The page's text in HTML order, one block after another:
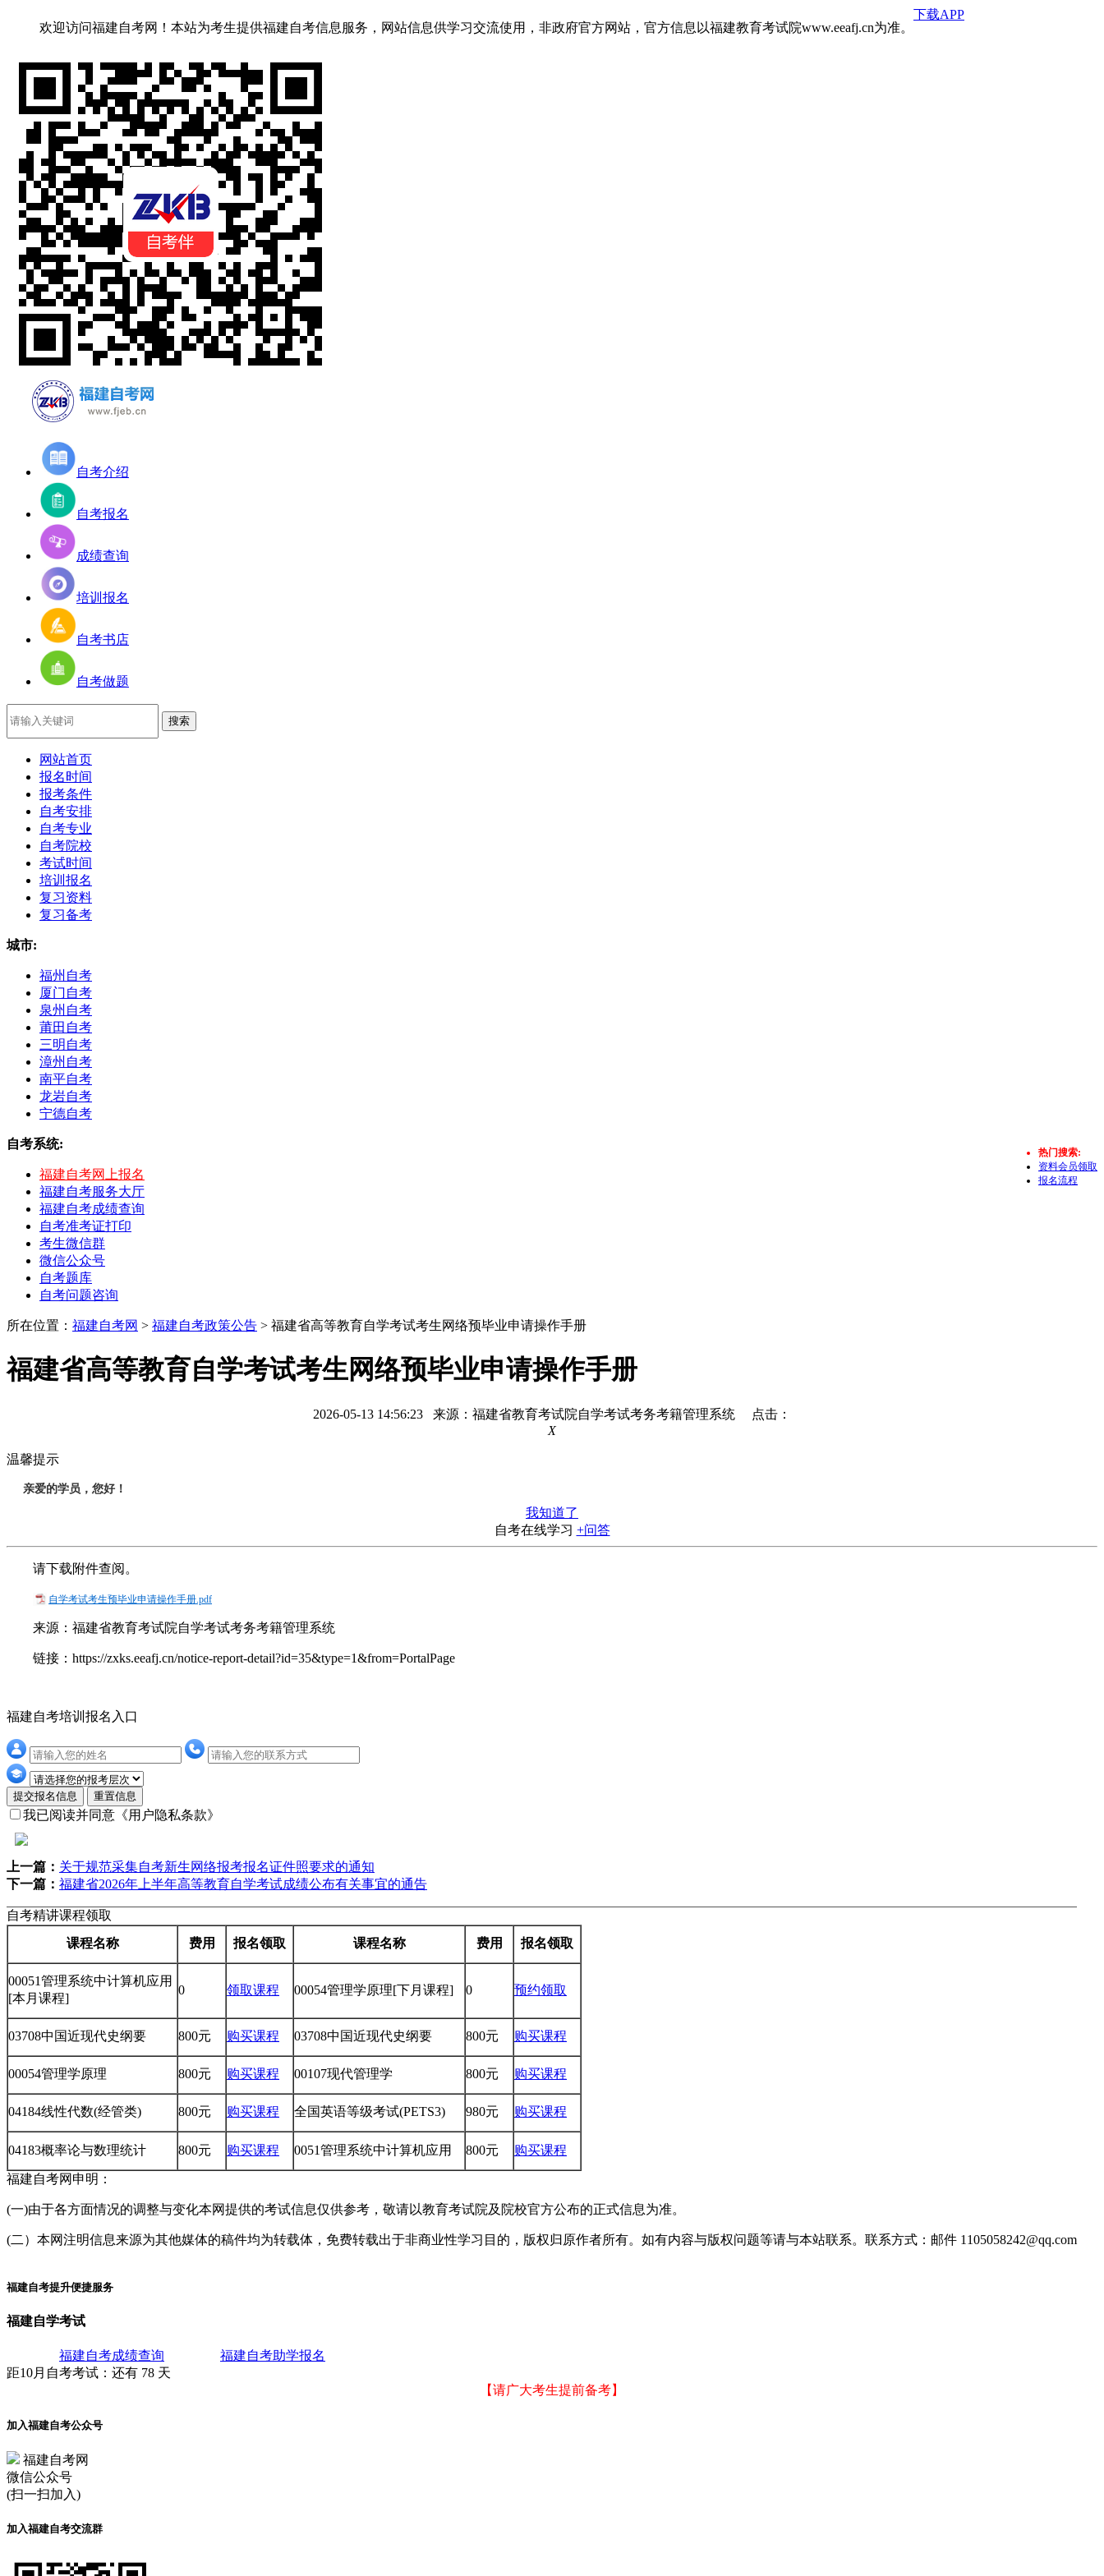
欢迎访问福建自考网！ 本站为考生提供福建自考信息服务，网站信息供学习交流使用，非政府官方网站，官方信息以福建教育考试院www.eeafj.cn为准。
下载APP
自考介绍
自考报名
成绩查询
培训报名
自考书店
自考做题
网站首页
报名时间
报考条件
自考安排
自考专业
自考院校
考试时间
培训报名
复习资料
复习备考
城市:
福州自考
厦门自考
泉州自考
莆田自考
三明自考
漳州自考
南平自考
龙岩自考
宁德自考
热门搜索:
资料会员领取
报名流程
自考系统:
福建自考网上报名
福建自考服务大厅
福建自考成绩查询
自考准考证打印
考生微信群
微信公众号
自考题库
自考问题咨询
所在位置： 福建自考网 > 福建自考政策公告 > 福建省高等教育自学考试考生网络预毕业申请操作手册
福建省高等教育自学考试考生网络预毕业申请操作手册
2026-05-13 14:56:23 来源：福建省教育考试院自学考试考务考籍管理系统 点击：
X
温馨提示
亲爱的学员，您好！
我知道了
自考在线学习 +问答
请下载附件查阅。
自学考试考生预毕业申请操作手册.pdf
来源：福建省教育考试院自学考试考务考籍管理系统
链接：https://zxks.eeafj.cn/notice-report-detail?id=35&type=1&from=PortalPage
福建自考培训报名入口
提交报名信息 重置信息
我已阅读并同意 《用户隐私条款》
上一篇： 关于规范采集自考新生网络报考报名证件照要求的通知
下一篇： 福建省2026年上半年高等教育自学考试成绩公布有关事宜的通告
自考精讲课程领取
课程名称
费用 报名领取 课程名称 费用 报名领取
00051管理系统中计算机应用
[本月课程]
0 领取课程 00054管理学原理[下月课程] 0 预约领取
03708中国近现代史纲要 800元 购买课程 03708中国近现代史纲要 800元 购买课程
00054管理学原理 800元 购买课程 00107现代管理学 800元 购买课程
04184线性代数(经管类) 800元 购买课程 全国英语等级考试(PETS3) 980元 购买课程
04183概率论与数理统计 800元 购买课程 0051管理系统中计算机应用 800元 购买课程
福建自考网申明：
(一)由于各方面情况的调整与变化本网提供的考试信息仅供参考，敬请以教育考试院及院校官方公布的正式信息为准。
(二）本网注明信息来源为其他媒体的稿件均为转载体，免费转载出于非商业性学习目的，版权归原作者所有。如有内容与版权问题等请与本站联系。联系方式：邮件 1105058242@qq.com
福建自考提升便捷服务
福建自学考试
福建自考成绩查询
福建自考助学报名
距10月 自考考试 ：还有 78 天
【请广大考生提前备考】
加入福建自考公众号
福建自考网
微信公众号
(扫一扫加入)
加入福建自考交流群